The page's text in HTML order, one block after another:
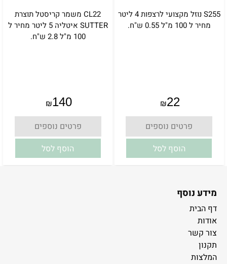
S255 נוזל מקצועי לרצפות 4 ליטר
מחיר ל 100 מ"ל 0.55 ש"ח.
₪22
פרטים נוספים
הוסף לסל
CL22 משמר קריסטל תוצרת
SUTTER איטליה 5 ליטר מחיר ל
100 מ"ל 2.8 ש"ח.
₪140
פרטים נוספים
הוסף לסל
מידע נוסף
דף הבית
אודות
צור קשר
תקנון
המלצות